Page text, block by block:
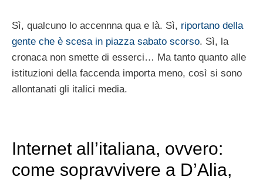
Sì, qualcuno lo accennna qua e là. Sì, riportano della
gente che è scesa in piazza sabato scorso. Sì, la
cronaca non smette di esserci… Ma tanto quanto alle
istituzioni della faccenda importa meno, così si sono
allontanati gli italici media.
Internet all’italiana, ovvero:
come sopravvivere a D’Alia,